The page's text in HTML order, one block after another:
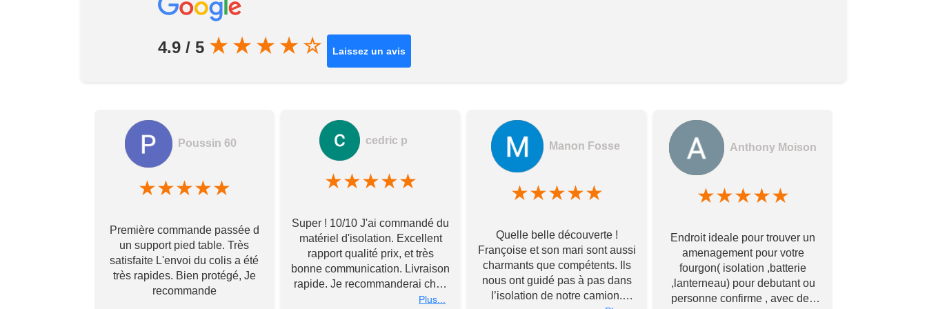
4.9 / 5 ★ ★ ★ ★ ☆ Laissez un avis
Poussin 60
★★★★★
Première commande passée d
un support pied table. Très
satisfaite L'envoi du colis a été
très rapides. Bien protégé, Je
recommande
cedric p
★★★★★
Super ! 10/10 J'ai commandé du
matériel d'isolation. Excellent
rapport qualité prix, et très
bonne communication. Livraison
rapide. Je recommanderai chez
Toupourvan ! Merci bcpPlus...
Manon Fosse
★★★★★
Quelle belle découverte !
Françoise et son mari sont aussi
charmants que compétents. Ils
nous ont guidé pas à pas dans
l’isolation de notre camion.
Anthony Moison
★★★★★
Endroit ideale pour trouver un
amenagement pour votre
fourgon( isolation ,batterie
,lanterneau) pour debutant ou
personne confirme , avec des